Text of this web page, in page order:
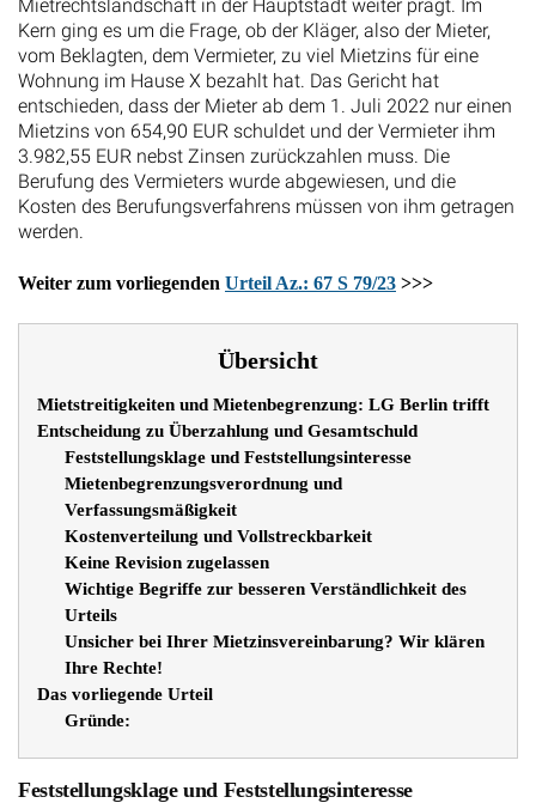
Mietrechtslandschaft in der Hauptstadt weiter prägt. Im
Kern ging es um die Frage, ob der Kläger, also der Mieter,
vom Beklagten, dem Vermieter, zu viel Mietzins für eine
Wohnung im Hause X bezahlt hat. Das Gericht hat
entschieden, dass der Mieter ab dem 1. Juli 2022 nur einen
Mietzins von 654,90 EUR schuldet und der Vermieter ihm
3.982,55 EUR nebst Zinsen zurückzahlen muss. Die
Berufung des Vermieters wurde abgewiesen, und die
Kosten des Berufungsverfahrens müssen von ihm getragen
werden.
Weiter zum vorliegenden Urteil Az.: 67 S 79/23 >>>
Übersicht
Mietstreitigkeiten und Mietenbegrenzung: LG Berlin trifft
Entscheidung zu Überzahlung und Gesamtschuld
Feststellungsklage und Feststellungsinteresse
Mietenbegrenzungsverordnung und
Verfassungsmäßigkeit
Kostenverteilung und Vollstreckbarkeit
Keine Revision zugelassen
Wichtige Begriffe zur besseren Verständlichkeit des
Urteils
Unsicher bei Ihrer Mietzinsvereinbarung? Wir klären
Ihre Rechte!
Das vorliegende Urteil
Gründe:
Feststellungsklage und Feststellungsinteresse